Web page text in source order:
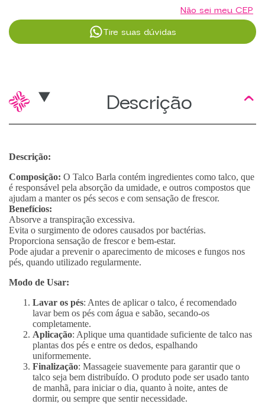
Não sei meu CEP
Tire suas dúvidas
Descrição
Descrição:
Composição: O Talco Barla contém ingredientes como talco, que
é responsável pela absorção da umidade, e outros compostos que
ajudam a manter os pés secos e com sensação de frescor.
Benefícios:
Absorve a transpiração excessiva.
Evita o surgimento de odores causados por bactérias.
Proporciona sensação de frescor e bem-estar.
Pode ajudar a prevenir o aparecimento de micoses e fungos nos
pés, quando utilizado regularmente.
Modo de Usar:
Lavar os pés: Antes de aplicar o talco, é recomendado
lavar bem os pés com água e sabão, secando-os
completamente.
Aplicação: Aplique uma quantidade suficiente de talco nas
plantas dos pés e entre os dedos, espalhando
uniformemente.
Finalização: Massageie suavemente para garantir que o
talco seja bem distribuído. O produto pode ser usado tanto
de manhã, para iniciar o dia, quanto à noite, antes de
dormir, ou sempre que sentir necessidade.